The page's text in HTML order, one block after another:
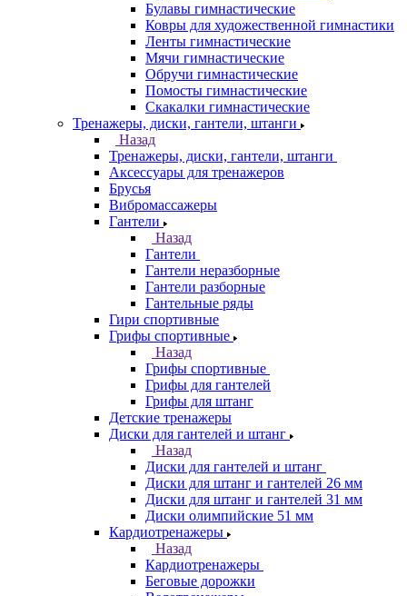
Булавы гимнастические
Ковры для художественной гимнастики
Ленты гимнастические
Мячи гимнастические
Обручи гимнастические
Помосты гимнастические
Скакалки гимнастические
Тренажеры, диски, гантели, штанги
Назад
Тренажеры, диски, гантели, штанги
Аксессуары для тренажеров
Брусья
Вибромассажеры
Гантели
Назад
Гантели
Гантели неразборные
Гантели разборные
Гантельные ряды
Гири спортивные
Грифы спортивные
Назад
Грифы спортивные
Грифы для гантелей
Грифы для штанг
Детские тренажеры
Диски для гантелей и штанг
Назад
Диски для гантелей и штанг
Диски для штанг и гантелей 26 мм
Диски для штанг и гантелей 31 мм
Диски олимпийские 51 мм
Кардиотренажеры
Назад
Кардиотренажеры
Беговые дорожки